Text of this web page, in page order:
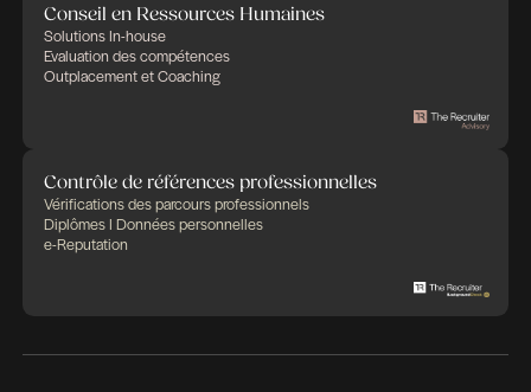
Publié le juin 26, 2026 à 14h51
Partager cet article
Des expertises qui se